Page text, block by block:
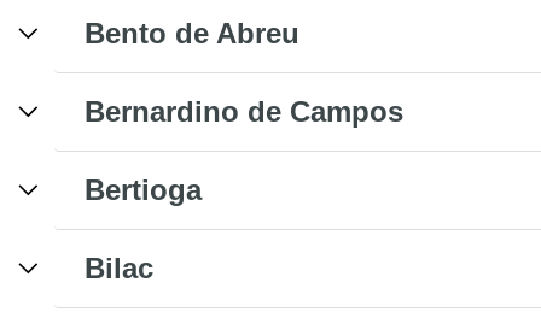
Bento de Abreu
Bernardino de Campos
Bertioga
Bilac